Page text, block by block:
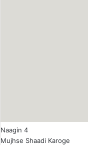
Naagin 4
Mujhse Shaadi Karoge